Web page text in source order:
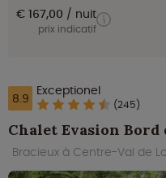
€ 167,00 nuit
prix indicatif
8.9 Exceptionel
(245)
Chalet Evasion
Bracieux à Centre-Val de